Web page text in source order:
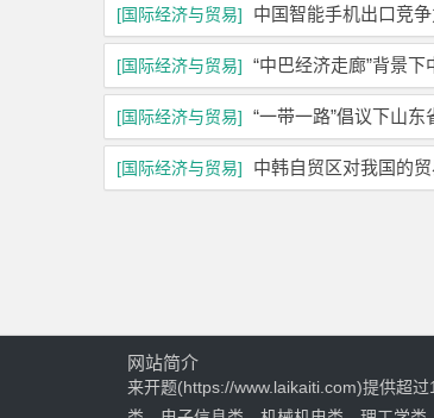
[国际经济与贸易] 中国智能手机出口竞
[国际经济与贸易] “中巴经济走廊”背景
[国际经济与贸易] “一带一路”倡议下山
[国际经济与贸易] 中韩自贸区对我国的
网站简介
来开题(https://www.laikaiti.com)提供超